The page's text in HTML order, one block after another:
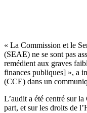
« La Commission et le
(SEAE) ne se sont pas
remédient aux graves
finances publiques] », a
(CCE) dans un
L’audit a été centré sur
part, et sur les droits de